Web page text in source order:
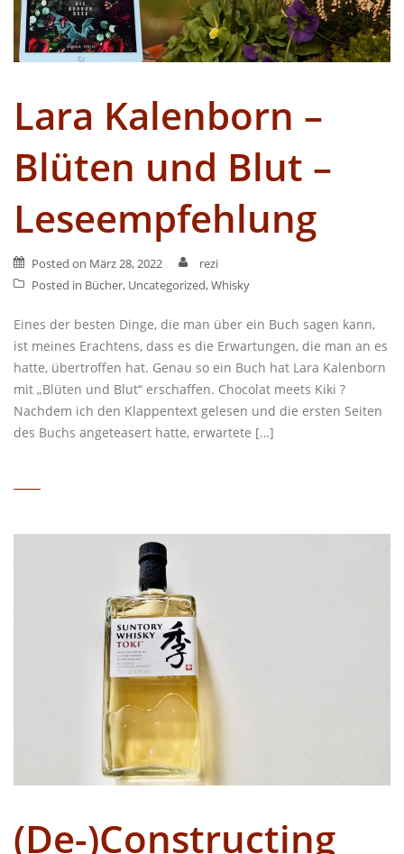
Lara Kalenborn –
Blüten und Blut –
Leseempfehlung
Posted on März 28, 2022
rezi
Posted in Bücher, Uncategorized,Whisky
Eines der besten Dinge, die man über ein Buch sagen kann,
ist meines Erachtens, dass es die Erwartungen, die man an es
hatte, übertroffen hat. Genau so ein Buch hat Lara Kalenborn
mit „Blüten und Blut“ erschaffen. Chocolat meets Kiki ?
Nachdem ich den Klappentext gelesen und die ersten Seiten
des Buchs angeteasert hatte, erwartete […]
(De-)Constructing